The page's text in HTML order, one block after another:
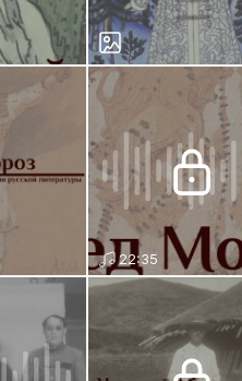
22:35